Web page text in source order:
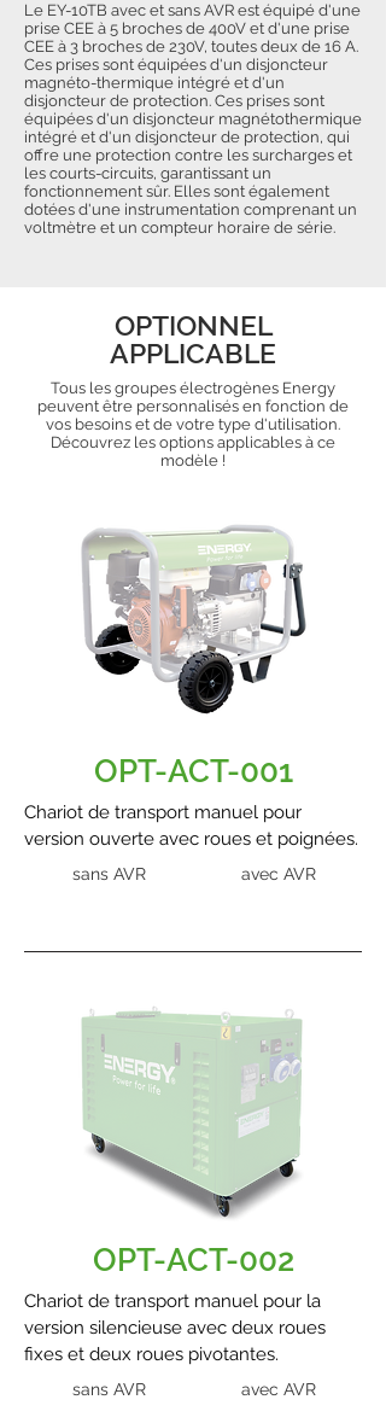
Le EY-10TB avec et sans AVR est équipé d'une
prise CEE à 5 broches de 400V et d'une prise
CEE à 3 broches de 230V, toutes deux de 16 A.
Ces prises sont équipées d'un disjoncteur
magnéto-thermique intégré et d'un
disjoncteur de protection. Ces prises sont
équipées d'un disjoncteur magnétothermique
intégré et d'un disjoncteur de protection, qui
offre une protection contre les surcharges et
les courts-circuits, garantissant un
fonctionnement sûr. Elles sont également
dotées d'une instrumentation comprenant un
voltmètre et un compteur horaire de série.
OPTIONNEL
APPLICABLE
Tous les groupes électrogènes Energy
peuvent être personnalisés en fonction de
vos besoins et de votre type d'utilisation.
Découvrez les options applicables à ce
modèle !
OPT-ACT-001
Chariot de transport manuel pour
version ouverte avec roues et poignées.
sans AVR avec AVR
OPT-ACT-002
Chariot de transport manuel pour la
version silencieuse avec deux roues
fixes et deux roues pivotantes.
sans AVR avec AVR